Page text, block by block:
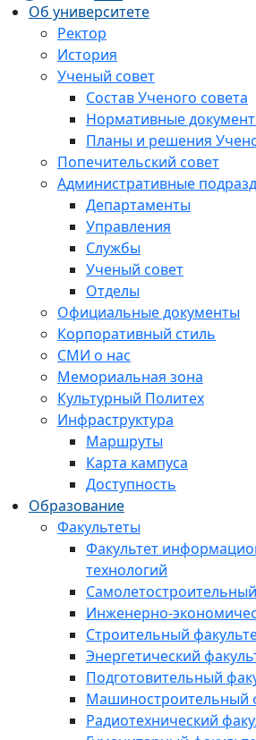
Об университете
Ректор
История
Ученый совет
Состав Ученого совета
Нормативные
Планы и решения
Попечительский совет
Административные
Департаменты
Управления
Службы
Ученый совет
Отделы
Официальные документы
Корпоративный стиль
СМИ о нас
Мемориальная зона
Культурный Политех
Инфраструктура
Маршруты
Карта кампуса
Доступность
Образование
Факультеты
Факультет
технологий
Инженерно-
Строительный
Энергетический
Подготовительный
Машиностроительный
Радиотехнический